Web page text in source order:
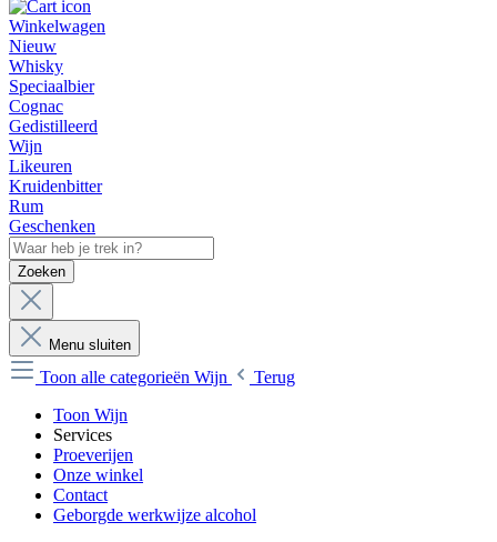
Winkelwagen
Nieuw
Whisky
Speciaalbier
Cognac
Gedistilleerd
Wijn
Likeuren
Kruidenbitter
Rum
Geschenken
Zoeken
Menu sluiten
Toon alle categorieën Wijn
Terug
Toon Wijn
Services
Proeverijen
Onze winkel
Contact
Geborgde werkwijze alcohol